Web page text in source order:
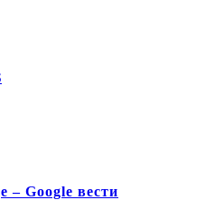
– Google вести